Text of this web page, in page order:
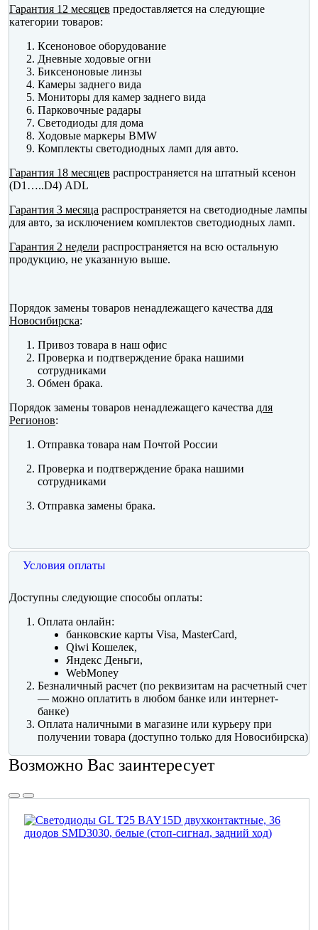
Гарантия 12 месяцев предоставляется на следующие
категории товаров:
Ксеноновое оборудование
Дневные ходовые огни
Биксеноновые линзы
Камеры заднего вида
Мониторы для камер заднего вида
Парковочные радары
Светодиоды для дома
Ходовые маркеры BMW
Комплекты светодиодных ламп для авто.
Гарантия 18 месяцев распространяется на штатный ксенон
(D1…..D4) ADL
Гарантия 3 месяца распространяется на светодиодные лампы
для авто, за исключением комплектов светодиодных ламп.
Гарантия 2 недели распространяется на всю остальную
продукцию, не указанную выше.
Порядок замены товаров ненадлежащего качества для
Новосибирска:
Привоз товара в наш офис
Проверка и подтверждение брака нашими
сотрудниками
Обмен брака.
Порядок замены товаров ненадлежащего качества для
Регионов:
Отправка товара нам Почтой России
Проверка и подтверждение брака нашими
сотрудниками
Отправка замены брака.
Условия оплаты
Доступны следующие способы оплаты:
Оплата онлайн:
банковские карты Visa, MasterCard,
Qiwi Кошелек,
Яндекс Деньги,
WebMoney
Безналичный расчет (по реквизитам на расчетный счет
— можно оплатить в любом банке или интернет-
банке)
Оплата наличными в магазине или курьеру при
получении товара (доступно только для Новосибирска)
Возможно Вас заинтересует